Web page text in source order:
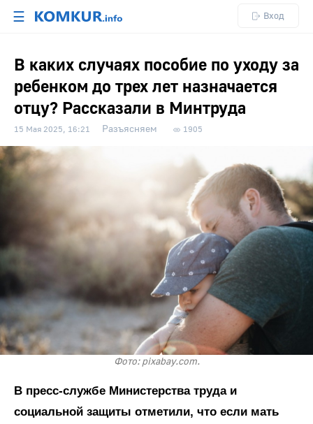
☰ Вход
В каких случаях пособие по уходу за
ребенком до трех лет назначается
отцу? Рассказали в Минтруда
15 Мая 2025, 16:21 Разъясняем 1905
Фото: pixabay.com.
В пресс-службе Министерства труда и
социальной защиты отметили, что если мать